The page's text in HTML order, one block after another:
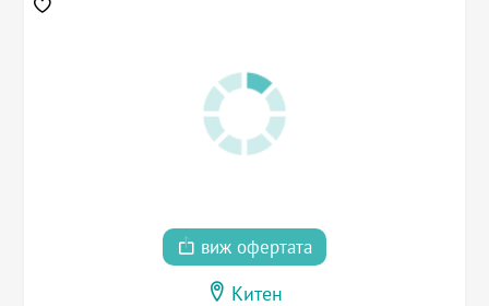
виж офертата
Китен